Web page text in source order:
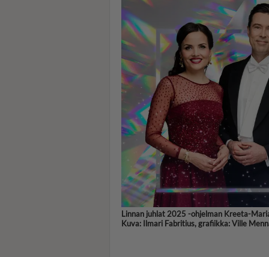
Linnan juhlat 2025 -ohjelman Kreeta-
Kuva: Ilmari Fabritius, grafiikka: Ville